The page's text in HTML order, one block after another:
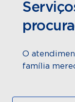
O
família